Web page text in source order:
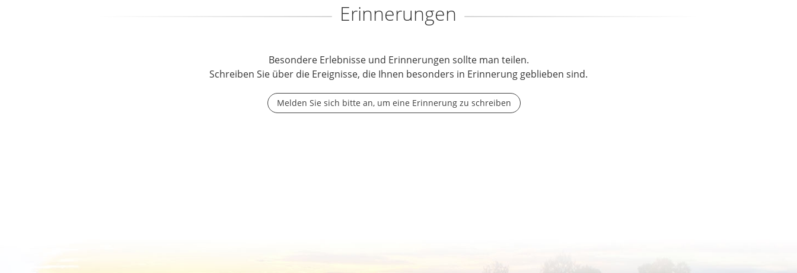
Erinnerungen
Besondere Erlebnisse und Erinnerungen sollte man teilen.
Schreiben Sie über die Ereignisse, die Ihnen besonders in Erinnerung geblieben sind.
Melden Sie sich bitte an, um eine Erinnerung zu schreiben